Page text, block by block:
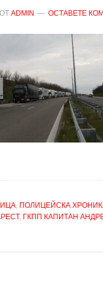
ОТ ADMIN ОСТАВЕТЕ
, ПОЛИЦЕЙСКА
, ГКПП КАПИТАН